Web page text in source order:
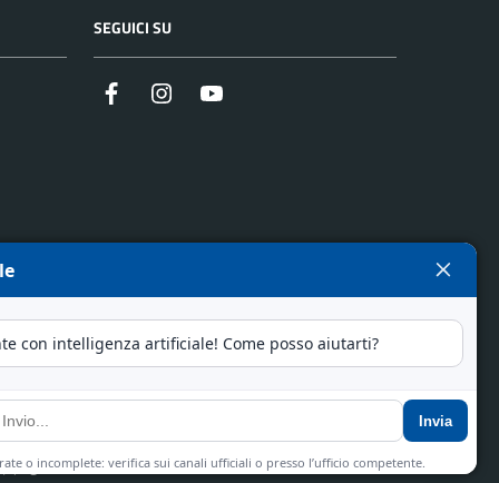
SEGUICI SU
Facebook Instagram
© 2025 - Comune di Calcinate - Realizzato